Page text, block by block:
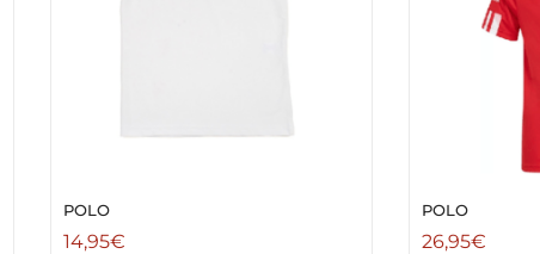
POLO
14,95€
POLO
26,95€